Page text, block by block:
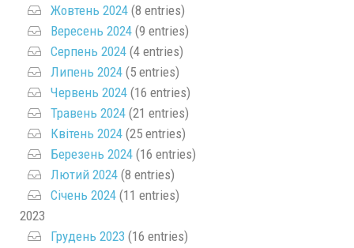
Жовтень 2024 (8 entries)
Вересень 2024 (9 entries)
Серпень 2024 (4 entries)
Липень 2024 (5 entries)
Червень 2024 (16 entries)
Травень 2024 (21 entries)
Квітень 2024 (25 entries)
Березень 2024 (16 entries)
Лютий 2024 (8 entries)
Січень 2024 (11 entries)
2023
Грудень 2023 (16 entries)